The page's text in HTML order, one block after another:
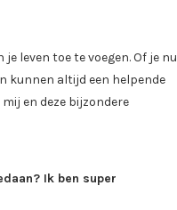
leven toe te voegen. Of je nu
kunnen altijd een helpende
en deze bijzondere
Ik ben super